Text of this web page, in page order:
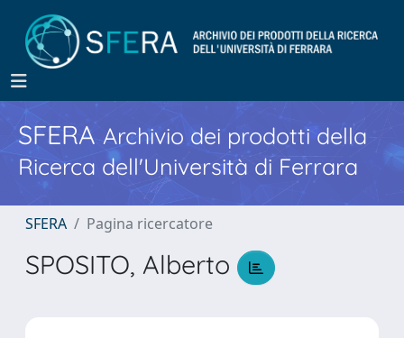
SFERA Archivio dei prodotti della
Ricerca dell'Università di Ferrara
SFERA Pagina ricercatore
SPOSITO, Alberto